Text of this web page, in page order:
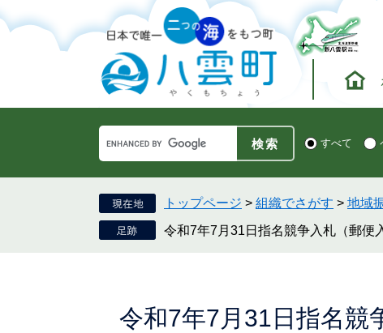
ー
で
ニ
ば
文
Google
カ
ス
タ
ム
検
検 すべて
トップページ > 組織でさがす > 地域
令和7年7月31日指名競争入札（郵便
令和7年7月31日指名競